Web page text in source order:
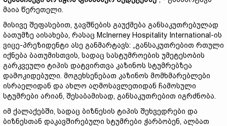
მაია წერეთელი.
მისივე შეფასებით, ჯავშნების გაუქმება განსაკუთრებულად
ბათუმზე აისახება, რასაც McInerney Hospitality International-ის
ვიცე-პრეზიდენტი ასე განმარტავს: „განსაკუთრებით რთული
იქნება ბათუმისთვის, სადაც სასტუმროების უმეტესობის
გარკვეული ტიპის დატვირთვა კაზინოს სტუმრებზეა
დამოკიდებული. მოგეხსენებათ კაზინოს მომხმარებლები
ისრაელიდან და ახლო აღმოსავლეთიდან ჩამოსული
სტუმრები არიან, შესაბამისად, განსაკუთრებით იგრძნობა.
იმ ქალაქებში, სადაც ბიზნესის ტიპის შეხვედრები და
ბიზნესთან დაკავშირებული სტუმრები ჭარბობენ, ალბათ